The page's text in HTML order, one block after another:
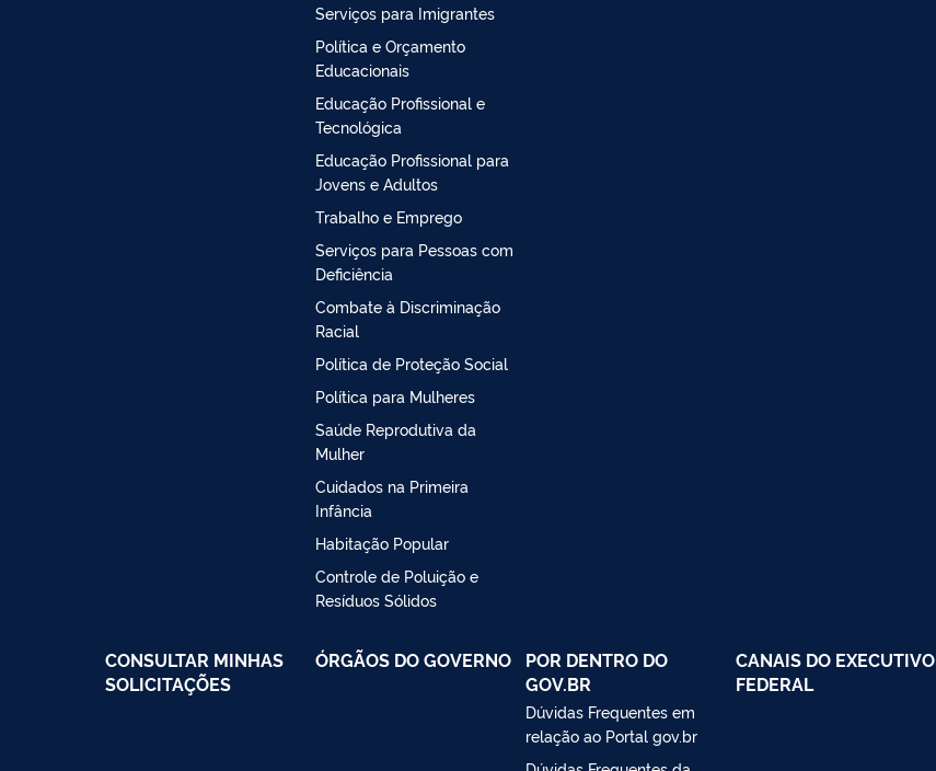
Serviços para Imigrantes
Política e Orçamento
Educacionais
Educação Profissional e
Tecnológica
Educação Profissional para
Jovens e Adultos
Trabalho e Emprego
Serviços para Pessoas com
Deficiência
Combate à Discriminação
Racial
Política de Proteção Social
Política para Mulheres
Saúde Reprodutiva da
Mulher
Cuidados na Primeira
Infância
Habitação Popular
Controle de Poluição e
Resíduos Sólidos
CONSULTAR MINHAS
SOLICITAÇÕES
ÓRGÃOS DO GOVERNO
POR DENTRO DO
GOV.BR
Dúvidas Frequentes em
relação ao Portal gov.br
CANAIS DO EXECUTIVO
FEDERAL